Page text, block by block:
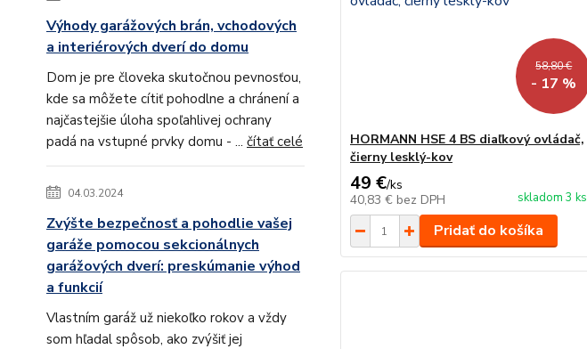
Výhody garážových brán, vchodových
a interiérových dverí do domu
Dom je pre človeka skutočnou pevnosťou,
kde sa môžete cítiť pohodlne a chránení a
najčastejšie úloha spoľahlivej ochrany
padá na vstupné prvky domu - ... čítať celé
04.03.2024
Zvýšte bezpečnosť a pohodlie vašej
garáže pomocou sekcionálnych
garážových dverí: preskúmanie výhod
a funkcií
Vlastním garáž už niekoľko rokov a vždy
som hľadal spôsob, ako zvýšiť jej
58,80 €
- 17 %
HORMANN HSE 4 BS diaľkový ovládač,
čierny lesklý-kov
49 €/ks
40,83 € bez DPH skladom 3 ks
Pridať do košíka